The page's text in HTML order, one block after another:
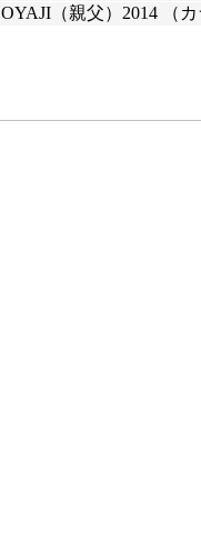
OYAJI（親父）2014 （